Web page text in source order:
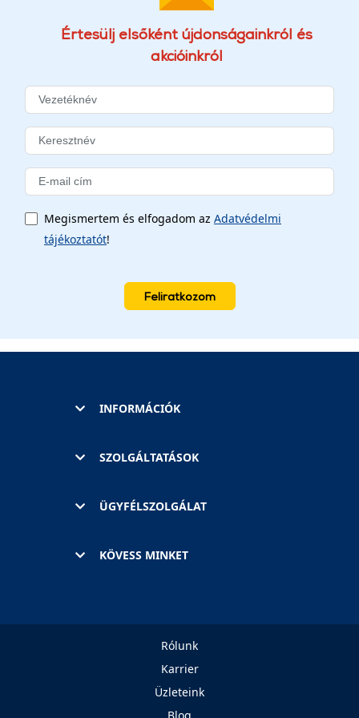
Értesülj elsőként újdonságainkról és
akcióinkról
Megismertem és elfogadom az Adatvédelmi
tájékoztatót!
Feliratkozom
INFORMÁCIÓK
SZOLGÁLTATÁSOK
ÜGYFÉLSZOLGÁLAT
KÖVESS MINKET
Rólunk
Karrier
Üzleteink